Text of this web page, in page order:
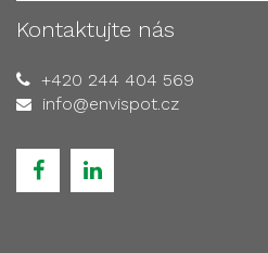
Kontaktujte nás
+420 244 404 569
info@envispot.cz